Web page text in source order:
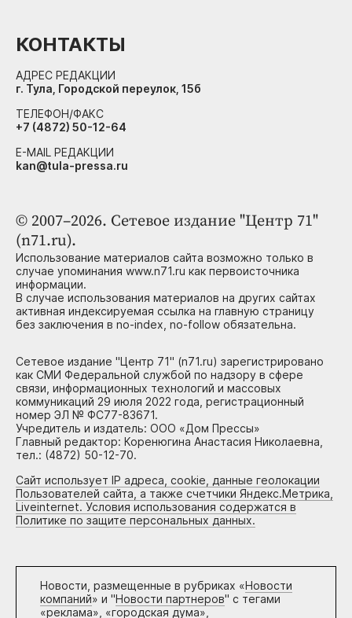
© 2007–2026. Сетевое издание "Центр 71"
(n71.ru).
Использование материалов сайта возможно только в
случае упоминания www.n71.ru как первоисточника
информации.
В случае использования материалов на других сайтах
активная индексируемая ссылка на главную страницу
без заключения в no-index, no-follow обязательна.
Сетевое издание "Центр 71" (n71.ru) зарегистрировано
как СМИ Федеральной службой по надзору в сфере
связи, информационных технологий и массовых
коммуникаций 29 июля 2022 года, регистрационный
номер ЭЛ № ФС77-83671.
Учредитель и издатель: ООО «Дом Прессы»
Главный редактор: Коренюгина Анастасия Николаевна,
тел.: (4872) 50-12-70.
Сайт использует IP адреса, cookie, данные геолокации
Пользователей сайта, а также счетчики Яндекс.Метрика,
Liveinternet. Условия использования содержатся в
Политике по защите персональных данных.
Новости, размещенные в рубриках «Новости
компаний» и "Новости партнеров" с тегами
«реклама», «городская дума»,
КОНТАКТЫ
АДРЕС РЕДАКЦИИ
г. Тула, Городской переулок, 15б
ТЕЛЕФОН/ФАКС
+7 (4872) 50-12-64
E-MAIL РЕДАКЦИИ
kan@tula-pressa.ru